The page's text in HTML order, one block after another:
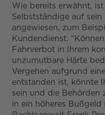
Wie bereits erwähnt,
Selbstständige auf
angewiesen, zum
Kundendienst.
Fahrverbot in Ihrem
unzumutbare Härte
Vergehen aufgrund
entstanden ist, könnte
sein und die Behörden
in ein höheres Bußgeld